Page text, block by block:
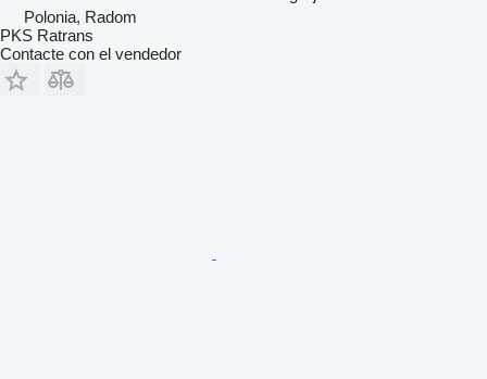
Polonia, Radom
PKS Ratrans
Contacte con el vendedor